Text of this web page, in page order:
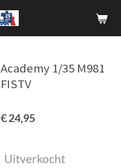
Academy 1/35 M981
FISTV
€ 24,95
Uitverkocht